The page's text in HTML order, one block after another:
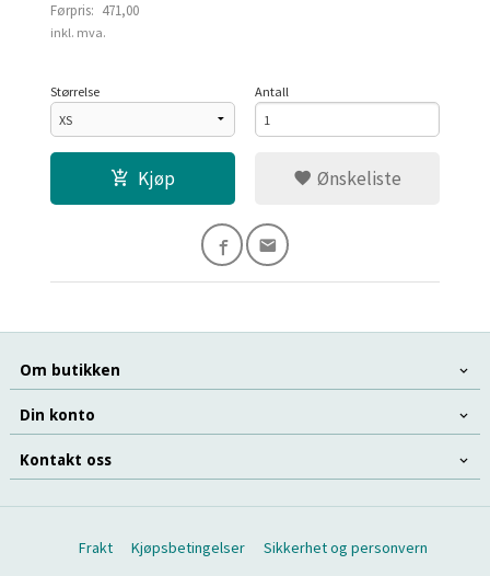
Førpris: 471,00
Rabatt
inkl. mva.
Størrelse Antall
Kjøp Ønskeliste
Om butikken
Din konto
Kontakt oss
Frakt Kjøpsbetingelser Sikkerhet og personvern